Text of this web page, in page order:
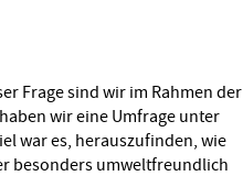
Frage sind wir im Rahmen der
wir eine Umfrage unter
war es, herauszufinden, wie
besonders umweltfreundlich